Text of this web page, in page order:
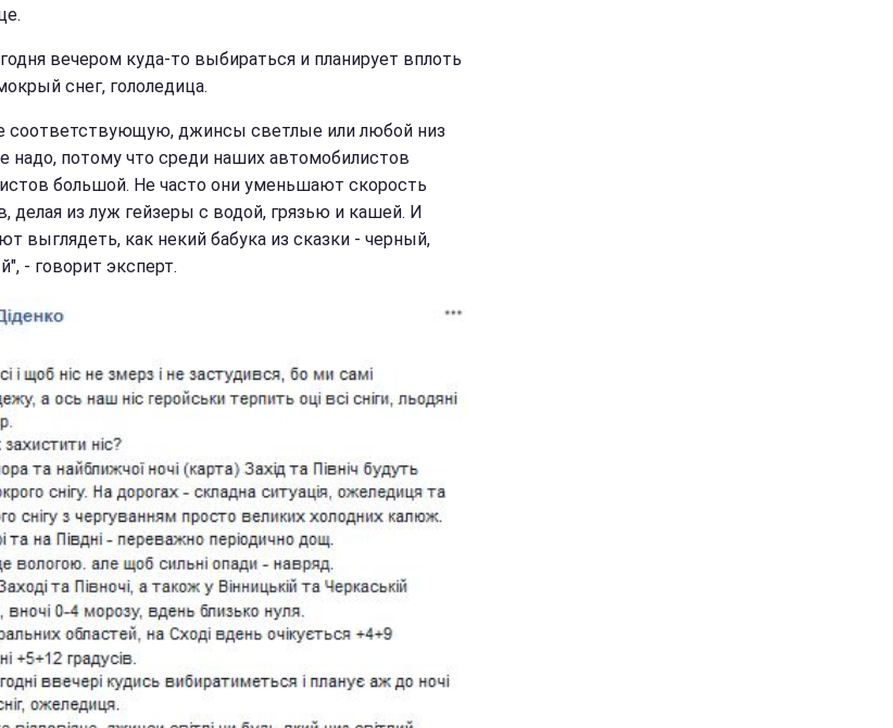
вечером куда-то выбираться и планирует вплоть
снег, гололедица.
соответствующую, джинсы светлые или любой низ
надо, потому что среди наших автомобилистов
большой. Не часто они уменьшают скорость
делая из луж гейзеры с водой, грязью и кашей. И
выглядеть, как некий бабука из сказки - черный,
- говорит эксперт.